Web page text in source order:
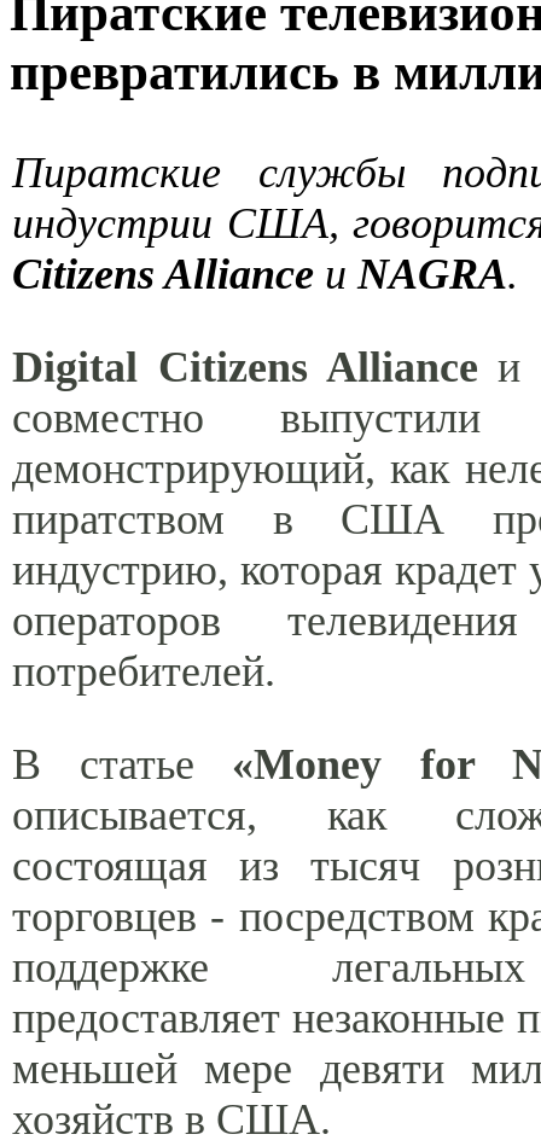
Пиратские
превратились в
Пиратские службы
индустрии США,
Citizens Alliance иNAGRA.
Digital Citizens Alliance и
совместно
демонстрирующий, как
пиратством в США
индустрию, которая крадет
операторов
потребителей.
В статье «Money for
описывается, как
состоящая из тысяч
торговцев - посредством
поддержке
предоставляет незаконные
меньшей мере девяти
хозяйств в США.